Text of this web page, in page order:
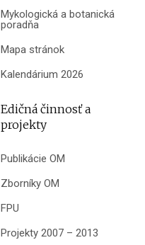
Mykologická a botanická
poradňa
Mapa stránok
Kalendárium 2026
Edičná činnosť a
projekty
Publikácie OM
Zborníky OM
FPU
Projekty 2007 – 2013